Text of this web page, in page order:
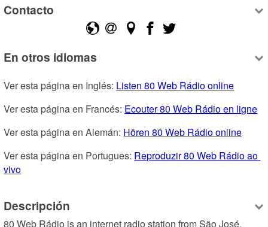
Contacto
En otros idiomas
Ver esta página en Inglés: Listen 80 Web Rádio online
Ver esta página en Francés: Ecouter 80 Web Rádio en ligne
Ver esta página en Alemán: Hören 80 Web Rádio online
Ver esta página en Portugues: Reproduzir 80 Web Rádio ao
vivo
Descripción
80 Web Rádio is an internet radio station from São José,